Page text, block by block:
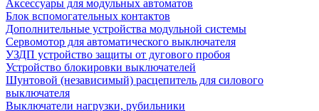
Аксессуары для модульных автоматов
Блок вспомогательных контактов
Дополнительные устройства модульной системы
Сервомотор для автоматического выключателя
УЗДП устройство защиты от дугового пробоя
Устройство блокировки выключателей
Шунтовой (независимый) расцепитель для силового
выключателя
Выключатели нагрузки, рубильники